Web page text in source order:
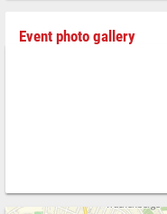
Event photo gallery